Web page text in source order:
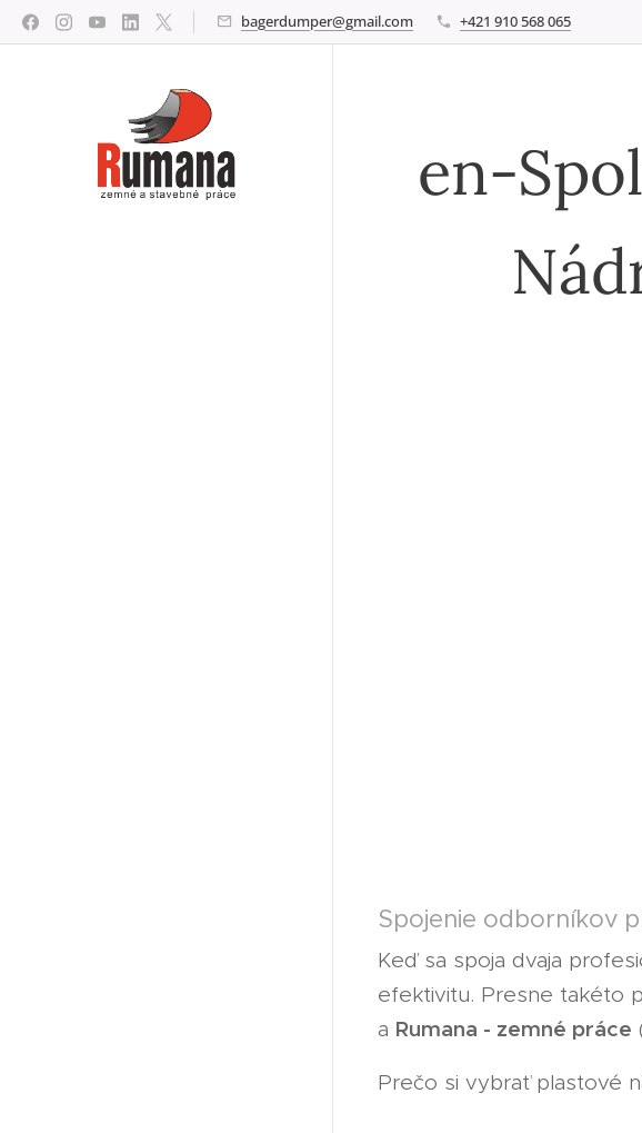
bagerdumper@gmail.com +421 910 568 065
en-
Spojenie odborníkov
Keď sa spoja dvaja
efektivitu. Presne takéto
a Rumana - zemné práce
Prečo si vybrať plastové